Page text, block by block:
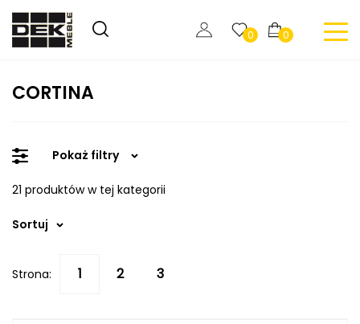
0 0
CORTINA
Pokaż filtry
21 produktów w tej kategorii
Sortuj
Strona: